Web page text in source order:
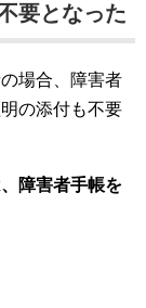
要となった
場合、障害者
の添付も不要
障害者手帳を